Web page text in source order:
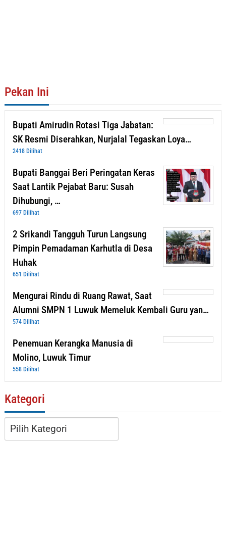
Pekan Ini
Bupati Amirudin Rotasi Tiga Jabatan:
SK Resmi Diserahkan, Nurjalal Tegaskan Loya…
2418 Dilihat
Bupati Banggai Beri Peringatan Keras
Saat Lantik Pejabat Baru: Susah
Dihubungi, …
697 Dilihat
2 Srikandi Tangguh Turun Langsung
Pimpin Pemadaman Karhutla di Desa
Huhak
651 Dilihat
Mengurai Rindu di Ruang Rawat, Saat
Alumni SMPN 1 Luwuk Memeluk Kembali Guru yan…
574 Dilihat
Penemuan Kerangka Manusia di
Molino, Luwuk Timur
558 Dilihat
Kategori
Kategori